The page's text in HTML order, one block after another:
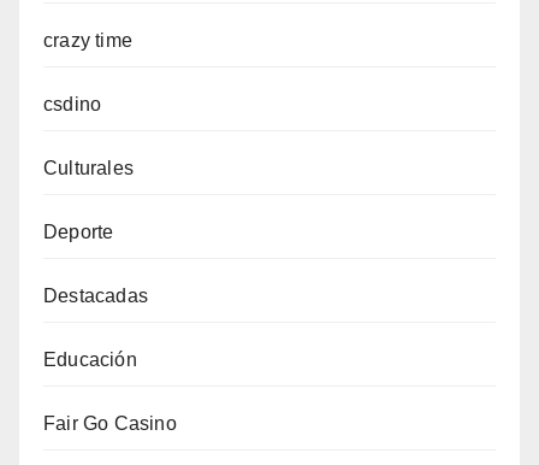
crazy time
csdino
Culturales
Deporte
Destacadas
Educación
Fair Go Casino